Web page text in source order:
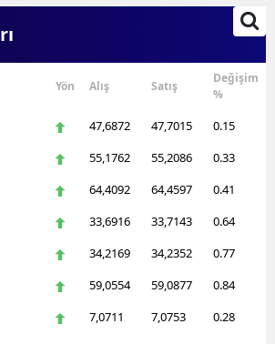
Yön Alış Satış
Değişim
%
47,6872 47,7015
0.15
55,1762 55,2086
0.33
64,4092 64,4597
0.41
33,6916 33,7143
0.64
34,2169 34,2352
0.77
59,0554 59,0877
0.84
7,0711 7,0753
0.28